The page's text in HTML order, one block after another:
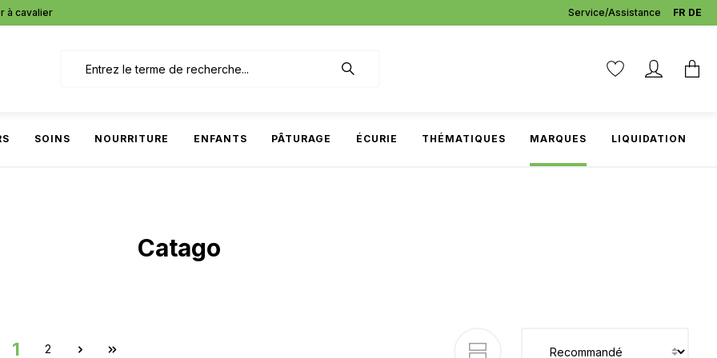
à cavalier Service/Assistance DE
FR
SOINS NOURRITURE ENFANTS PÂTURAGE ÉCURIE THÉMATIQUES MARQUES LIQUIDATION
Catago
1 2